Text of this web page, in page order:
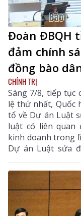
Đoàn ĐBQH
đảm chính
đồng bào
CHÍNH TRỊ
Sáng 7/8, tiếp
lệ thứ nhất, Quốc
tổ về Dự án Luật
luật có liên quan
kinh doanh trong
Dự án Luật sửa
Tần số vô tuyến
điện tử và Luật